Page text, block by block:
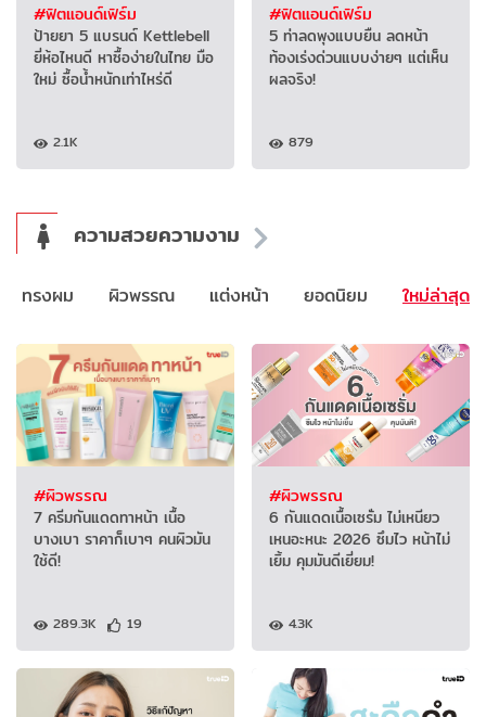
#ฟิตแอนด์เฟิร์ม
ป้ายยา 5 แบรนด์ Kettlebell
ยี่ห้อไหนดี หาซื้อง่ายในไทย มือ
ใหม่ ซื้อน้ำหนักเท่าไหร่ดี
2.1K
#ฟิตแอนด์เฟิร์ม
5 ท่าลดพุงแบบยืน ลดหน้า
ท้องเร่งด่วนแบบง่ายๆ แต่เห็น
ผลจริง!
879
ความสวยความงาม
ใหม่ล่าสุด
ยอดนิยม
แต่งหน้า
ผิวพรรณ
ทรงผม
#ผิวพรรณ
7 ครีมกันแดดทาหน้า เนื้อ
บางเบา ราคาก็เบาๆ คนผิวมัน
ใช้ดี!
289.3K 19
#ผิวพรรณ
6 กันแดดเนื้อเซรั่ม ไม่เหนียว
เหนอะหนะ 2026 ซึมไว หน้าไม่
เยิ้ม คุมมันดีเยี่ยม!
4.3K